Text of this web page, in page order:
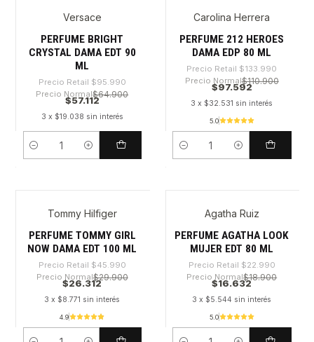
Versace
PERFUME BRIGHT
CRYSTAL DAMA EDT 90
ML
Precio Retail $95.990
Precio Normal$64.900
$57.112
3 x $19.038 sin interés
Cantidad
-27%
Carolina Herrera
PERFUME 212 HEROES
DAMA EDP 80 ML
Precio Retail $133.990
Precio Normal$110.900
$97.592
3 x $32.531 sin interés
5.0
Cantidad
-42%Tommy Hilfiger
PERFUME TOMMY GIRL
NOW DAMA EDT 100 ML
Precio Retail $45.990
Precio Normal$29.900
$26.312
3 x $8.771 sin interés
4.9
Agatha Ruiz
PERFUME AGATHA LOOK
MUJER EDT 80 ML
Precio Retail $22.990
Precio Normal$18.900
$16.632
3 x $5.544 sin interés
5.0